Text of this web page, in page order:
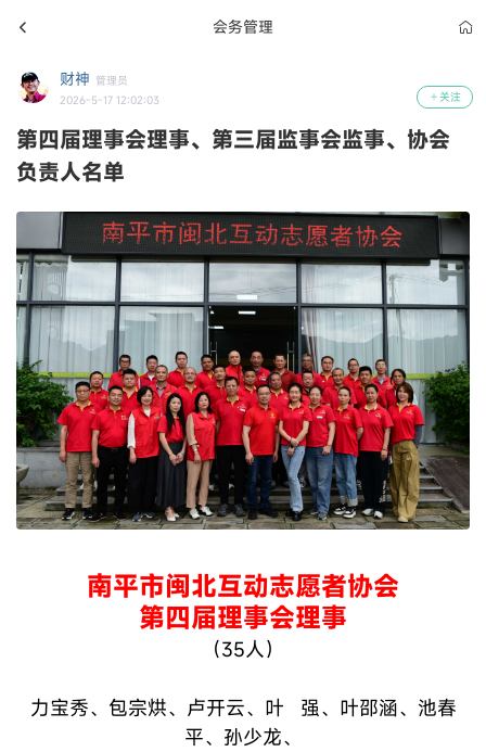
会务管理
财神 管理员
2026-5-17 12:02:03
关注
第四届理事会理事、第三届监事会监事、协会
负责人名单
南平市闽北互动志愿者协会
第四届理事会理事
（35人）
力宝秀、包宗烘、卢开云、叶 强、叶邵涵、池春
平、孙少龙、